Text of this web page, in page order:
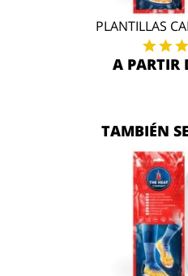
PLANTILLAS
A PARTIR
TAMBIÉN